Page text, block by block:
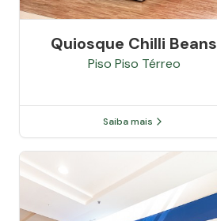
Quiosque Chilli Beans
Piso Piso Térreo
Saiba mais